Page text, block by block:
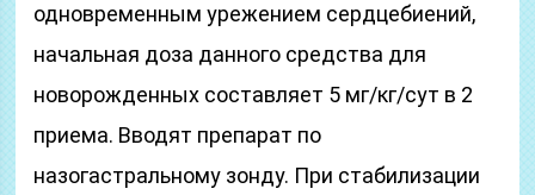
одновременным урежением сердцебиений,
начальная доза данного средства для
новорожденных составляет 5 мг/кг/сут в 2
приема. Вводят препарат по
назогастральному зонду. При стабилизации